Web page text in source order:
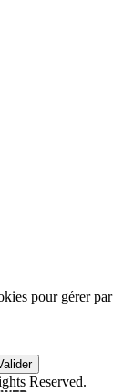
pour gérer par
Reserved.